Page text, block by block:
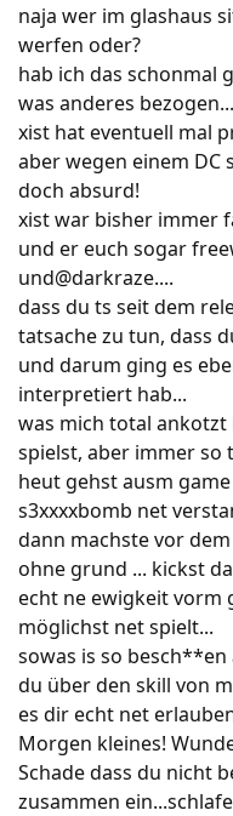
naja wer im glashaus
werfen oder?
hab ich das schonmal
was anderes
xist hat eventuell mal
aber wegen einem DC
doch absurd!
xist war bisher immer
und er euch sogar
und@darkraze....
dass du ts seit dem
tatsache zu tun, dass
und darum ging es
interpretiert hab...
was mich total ankotzt
spielst, aber immer so
heut gehst ausm
s3xxxxbomb net
dann machste vor
ohne grund ... kickst
echt ne ewigkeit vorm
möglichst net spielt...
sowas is so
du über den skill von
es dir echt net
Morgen kleines!
Schade dass du nicht
zusammen